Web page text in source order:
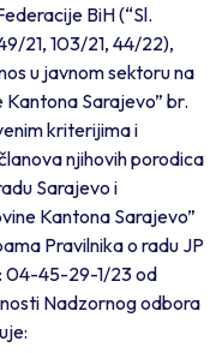
BiH (“Sl.
21, 103/21, 44/22),
u javnom sektoru na
Sarajevo” br.
kriterijima i
njihovih porodica
Sarajevo i
Kantona Sarajevo”
Pravilnika o radu JP
04-45-29-1/23 od
Nadzornog odbora